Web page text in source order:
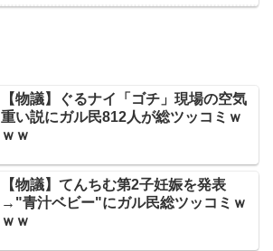
【物議】ぐるナイ「ゴチ」現場の空気
重い説にガル民812人が総ツッコミｗ
ｗｗ
【物議】てんちむ第2子妊娠を発表
→"青汁ベビー"にガル民総ツッコミｗ
ｗｗ